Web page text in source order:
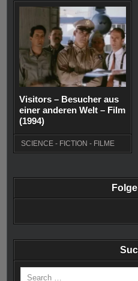
Visitors – Besucher aus
einer anderen Welt – Film
(1994)
SCIENCE - FICTION - FILME
Search